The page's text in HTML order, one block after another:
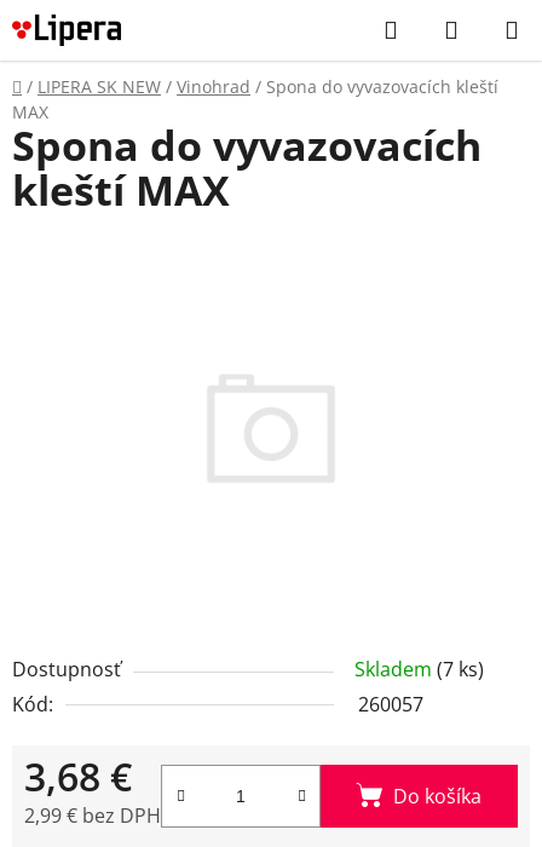
Prejsť
na
obsah
Hľadať
KOŠÍK
Domov
/ LIPERA SK NEW / Vinohrad / Spona do vyvazovacích kleští
MAX
Dostupnosť Skladem (7 ks)
Kód:
260057
3,68 €
2,99 € bez DPH
Do košíka
Spona do vyvazovacích
kleští MAX